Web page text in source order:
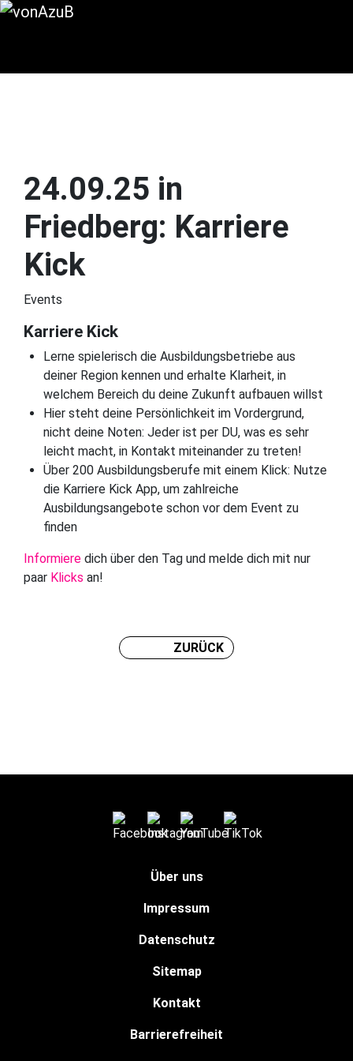
Zur Hauptnavigation springen
Zum Hauptinhalt springen
Zum Seitenfuß springen
24.09.25 in
Friedberg: Karriere
Kick
Events
Karriere Kick
Lerne spielerisch die Ausbildungsbetriebe aus
deiner Region kennen und erhalte Klarheit, in
welchem Bereich du deine Zukunft aufbauen willst
Hier steht deine Persönlichkeit im Vordergrund,
nicht deine Noten: Jeder ist per DU, was es sehr
leicht macht, in Kontakt miteinander zu treten!
Über 200 Ausbildungsberufe mit einem Klick: Nutze
die Karriere Kick App, um zahlreiche
Ausbildungsangebote schon vor dem Event zu
finden
Informiere dich über den Tag und melde dich mit nur
paar Klicks an!
ZURÜCK
Über uns
Impressum
Datenschutz
Sitemap
Kontakt
Barrierefreiheit